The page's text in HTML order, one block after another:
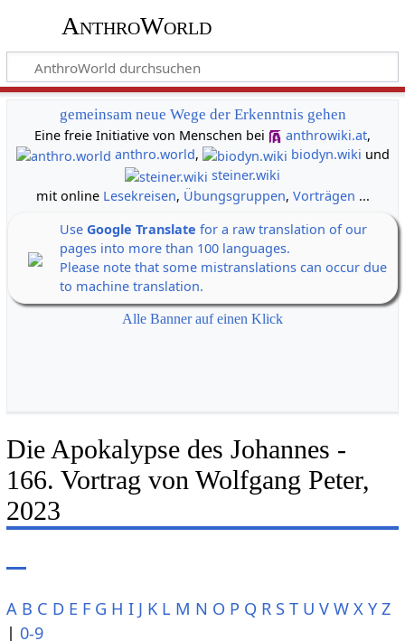
AnthroWorld
gemeinsam neue Wege der Erkenntnis gehen
Eine freie Initiative von Menschen bei
anthrowiki.at,
anthro.world, biodyn.wiki und
steiner.wiki
mit online Lesekreisen, Übungsgruppen, Vorträgen ...
Use Google Translate for a raw translation of our
pages into more than 100 languages.
Please note that some mistranslations can occur due
to machine translation.
Alle Banner auf einen Klick
Die Apokalypse des Johannes -
166. Vortrag von Wolfgang Peter,
2023
A B C D E F G H I J K L M N O P Q R S T U V W X Y Z
| 0-9